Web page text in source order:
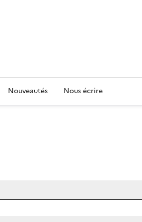
Nouveautés Nous écrire